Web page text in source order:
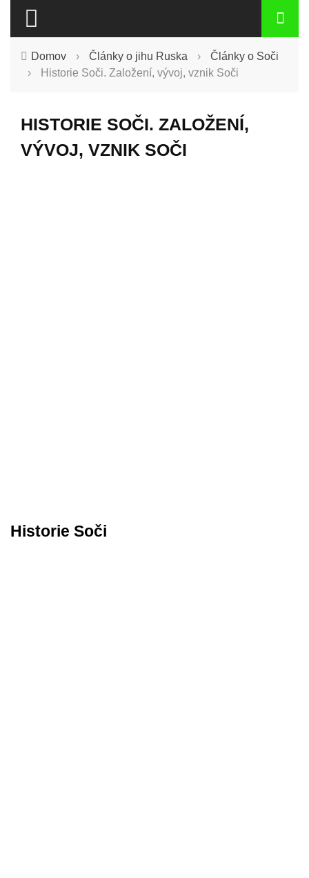
Domov › Články o jihu Ruska ›
Články o Soči
›
Historie Soči. Založení, vývoj, vznik Soči
HISTORIE SOČI. ZALOŽENÍ,
VÝVOJ, VZNIK SOČI
Historie Soči